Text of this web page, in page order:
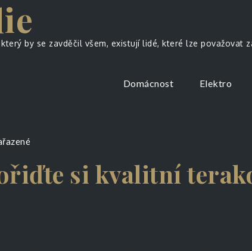
by se zavděčil všem, existují lidé, které lze
Domácnost Elektro
si kvalitní